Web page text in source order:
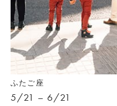
ふたご座
5/21 – 6/21